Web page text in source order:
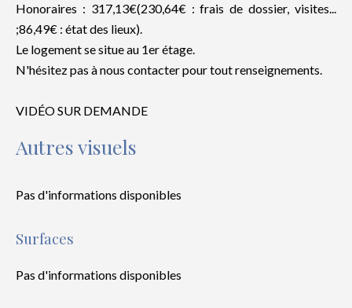
Honoraires : 317,13€(230,64€ : frais de dossier, visites...
;86,49€ : état des lieux).
Le logement se situe au 1er étage.
N'hésitez pas à nous contacter pour tout renseignements.
VIDÉO SUR DEMANDE
Autres visuels
Pas d'informations disponibles
Surfaces
Pas d'informations disponibles